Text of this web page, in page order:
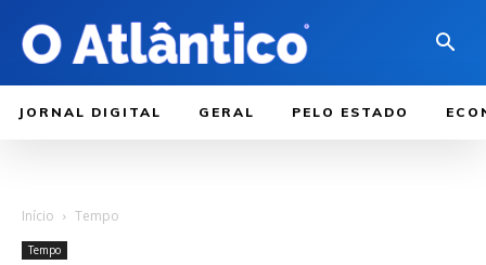
JORNAL DIGITAL GERAL PELO ESTADO
Início Tempo
Tempo